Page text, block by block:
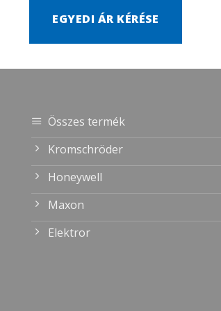
EGYEDI ÁR KÉRÉSE
Összes termék
Kromschröder
Honeywell
Maxon
Elektror